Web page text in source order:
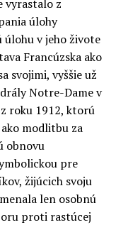
vyrastalo z
úlohy
úlohu v jeho živote
Francúzska ako
svojimi, vyššie už
Notre-Dame v
roku 1912, ktorú
modlitbu za
obnovu
pre
žijúcich svoju
len osobnú
proti rastúcej